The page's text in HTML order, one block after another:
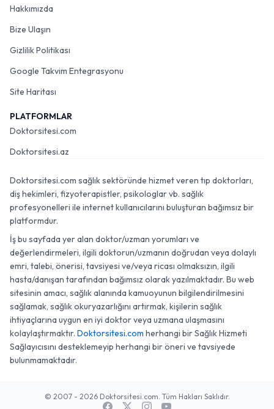
Hakkımızda
Bize Ulaşın
Gizlilik Politikası
Google Takvim Entegrasyonu
Site Haritası
PLATFORMLAR
Doktorsitesi.com
Doktorsitesi.az
Doktorsitesi.com sağlık sektöründe hizmet veren tıp doktorları,
diş hekimleri, fizyoterapistler, psikologlar vb. sağlık
profesyonelleri ile internet kullanıcılarını buluşturan bağımsız bir
platformdur.
İş bu sayfada yer alan doktor/uzman yorumları ve
değerlendirmeleri, ilgili doktorun/uzmanın doğrudan veya dolaylı
emri, talebi, önerisi, tavsiyesi ve/veya ricası olmaksızın, ilgili
hasta/danışan tarafından bağımsız olarak yazılmaktadır. Bu web
sitesinin amacı, sağlık alanında kamuoyunun bilgilendirilmesini
sağlamak, sağlık okuryazarlığını artırmak, kişilerin sağlık
ihtiyaçlarına uygun en iyi doktor veya uzmana ulaşmasını
kolaylaştırmaktır. Doktorsitesi.com herhangi bir Sağlık Hizmeti
Sağlayıcısını desteklemeyip herhangi bir öneri ve tavsiyede
bulunmamaktadır.
© 2007 - 2026 Doktorsitesi.com. Tüm Hakları Saklıdır.